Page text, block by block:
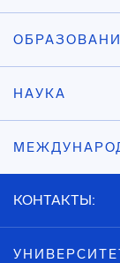
НАУКА
КОНТАКТЫ: